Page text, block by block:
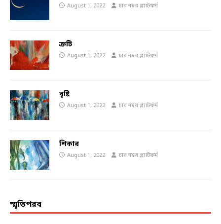
August 1, 2022 চার নম্বর প্ল্যাটফর্ম
ত্রুটি
August 1, 2022 চার নম্বর প্ল্যাটফর্ম
বৃষ্টি
August 1, 2022 চার নম্বর প্ল্যাটফর্ম
শিকার
August 1, 2022 চার নম্বর প্ল্যাটফর্ম
স্মৃতিপরব